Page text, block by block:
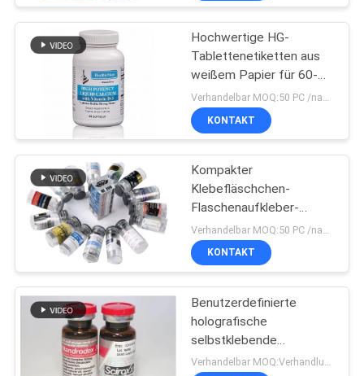
Kasten des
pharmazeutischen
Verpackens
Hochwertige HG-
Tablettenetiketten aus
weißem Papier für 60-
Tabletten-Flaschen
KONTAKT
Kompakter
Klebefläschchen-
Flaschenaufkleber-
Etikettendruck für
verschiedene Designs
KONTAKT
Benutzerdefinierte
holografische
selbstklebende
Fläschchenetiketten mitVerhandelbar MOQ:Verhandlung